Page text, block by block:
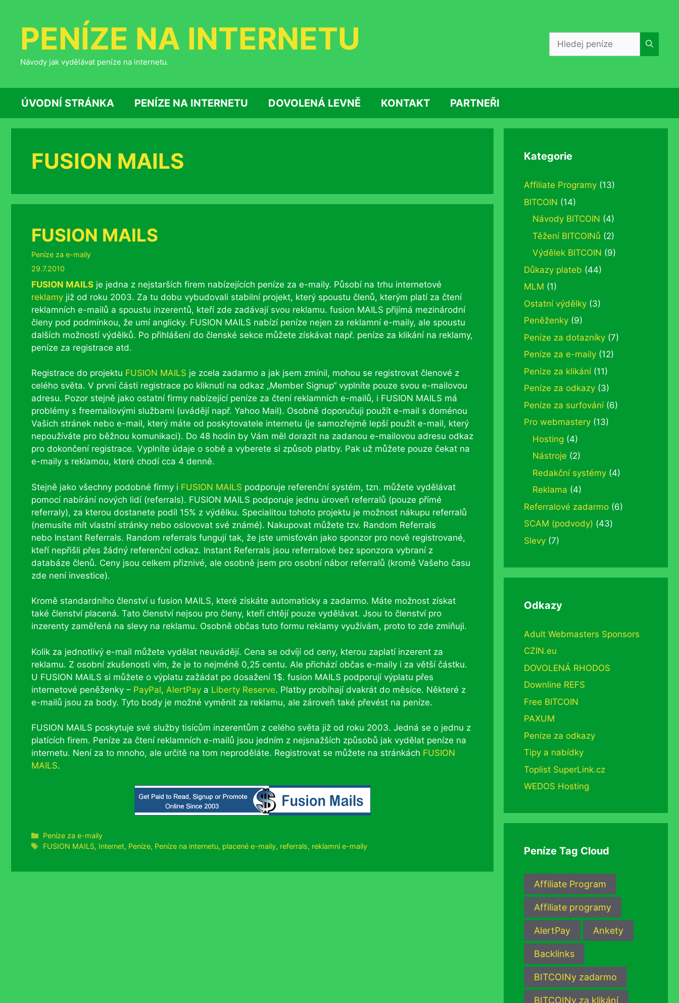
obsahPENÍZE NA INTERNETU
Návody jak vydělávat peníze na internetu.
ÚVODNÍ STRÁNKA PENÍZE NA INTERNETU DOVOLENÁ LEVNĚ KONTAKT PARTNEŘI
FUSION MAILS
FUSION MAILS
Rubriky
Peníze za e-maily
29.7.2010
FUSION MAILS je jedna z nejstarších firem nabízejících peníze za e-maily. Působí na trhu internetové
reklamy již od roku 2003. Za tu dobu vybudovali stabilní projekt, který spoustu členů, kterým platí za čtení
reklamních e-mailů a spoustu inzerentů, kteří zde zadávají svou reklamu. fusion MAILS přijímá mezinárodní
členy pod podmínkou, že umí anglicky. FUSION MAILS nabízí peníze nejen za reklamní e-maily, ale spoustu
dalších možností výdělků. Po přihlášení do členské sekce můžete získávat např. peníze za klikání na reklamy,
peníze za registrace atd.
Registrace do projektu FUSION MAILS je zcela zadarmo a jak jsem zmínil, mohou se registrovat členové z
celého světa. V první části registrace po kliknutí na odkaz „Member Signup“ vyplníte pouze svou e-mailovou
adresu. Pozor stejně jako ostatní firmy nabízející peníze za čtení reklamních e-mailů, i FUSION MAILS má
problémy s freemailovými službami (uvádějí např. Yahoo Mail). Osobně doporučuji použít e-mail s doménou
Vašich stránek nebo e-mail, který máte od poskytovatele internetu (je samozřejmě lepší použít e-mail, který
nepoužíváte pro běžnou komunikaci). Do 48 hodin by Vám měl dorazit na zadanou e-mailovou adresu odkaz
pro dokončení registrace. Vyplníte údaje o sobě a vyberete si způsob platby. Pak už můžete pouze čekat na
e-maily s reklamou, které chodí cca 4 denně.
Stejně jako všechny podobné firmy i FUSION MAILS podporuje referenční systém, tzn. můžete vydělávat
pomocí nabírání nových lidí (referrals). FUSION MAILS podporuje jednu úroveň referralů (pouze přímé
referraly), za kterou dostanete podíl 15% z výdělku. Specialitou tohoto projektu je možnost nákupu referralů
(nemusíte mít vlastní stránky nebo oslovovat své známé). Nakupovat můžete tzv. Random Referrals
nebo Instant Referrals. Random referrals fungují tak, že jste umisťován jako sponzor pro nově registrované,
kteří nepřišli přes žádný referenční odkaz. Instant Referrals jsou referralové bez sponzora vybraní z
databáze členů. Ceny jsou celkem přiznivé, ale osobně jsem pro osobní nábor referralů (kromě Vašeho času
zde není investice).
Kromě standardního členství u fusion MAILS, které získáte automaticky a zadarmo. Máte možnost získat
také členství placená. Tato členství nejsou pro členy, kteří chtějí pouze vydělávat. Jsou to členství pro
inzerenty zaměřená na slevy na reklamu. Osobně občas tuto formu reklamy využívám, proto to zde zmiňuji.
Kolik za jednotlivý e-mail můžete vydělat neuvádějí. Cena se odvíjí od ceny, kterou zaplatí inzerent za
reklamu. Z osobní zkušenosti vím, že je to nejméně 0,25 centu. Ale přichází občas e-maily i za větší částku.
U FUSION MAILS si můžete o výplatu zažádat po dosažení 1$. fusion MAILS podporují výplatu přes
internetové peněženky – PayPal, AlertPay a Liberty Reserve. Platby probíhají dvakrát do měsíce. Některé z
e-mailů jsou za body. Tyto body je možné vyměnit za reklamu, ale zároveň také převést na peníze.
FUSION MAILS poskytuje své služby tisícům inzerentům z celého světa již od roku 2003. Jedná se o jednu z
platících firem. Peníze za čtení reklamních e-mailů jsou jedním z nejsnažších způsobů jak vydělat peníze na
internetu. Není za to mnoho, ale určitě na tom neproděláte. Registrovat se můžete na stránkách FUSION
MAILS.
Rubriky
Peníze za e-maily
Štítky
FUSION MAILS, Internet, Peníze, Peníze na internetu, placené e-maily, referrals, reklamní e-maily
Kategorie
Affiliate Programy (13)
BITCOIN (14)
Návody BITCOIN (4)
Těžení BITCOINů (2)
Výdělek BITCOIN (9)
Důkazy plateb (44)
MLM (1)
Ostatní výdělky (3)
Peněženky (9)
Peníze za dotazníky (7)
Peníze za e-maily (12)
Peníze za klikání(11)
Peníze za odkazy (3)
Peníze za surfování(6)
Pro webmastery (13)
Hosting (4)
Nástroje (2)
Redakční systémy (4)
Reklama (4)
Referralové zadarmo (6)
SCAM (podvody) (43)
Slevy (7)
Odkazy
Adult Webmasters Sponsors
CZIN.eu
DOVOLENÁ RHODOS
Downline REFS
Free BITCOIN
PAXUM
Peníze za odkazy
Tipy a nabídky
Toplist SuperLink.cz
WEDOS Hosting
Peníze Tag Cloud
Affiliate Program
Affiliate programy
AlertPay Ankety
Backlinks
BITCOINy zadarmo
BITCOINy za klikání